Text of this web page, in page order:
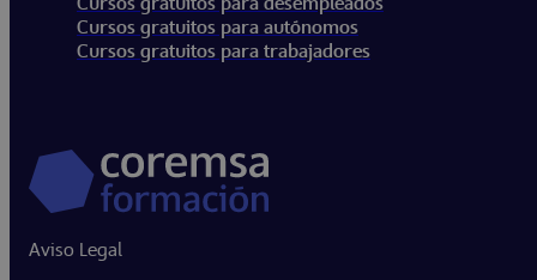
Cursos gratuitos para autónomos
Cursos gratuitos para trabajadores
Aviso Legal